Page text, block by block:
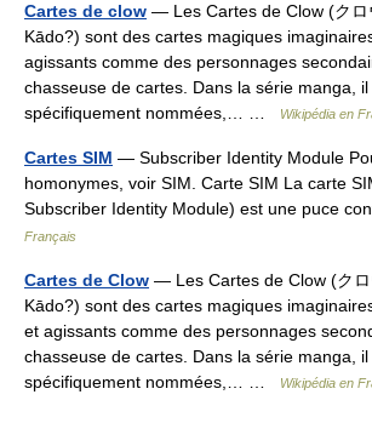
Cartes de clow — Les Cartes de Clow (クロ
Kādo?) sont des cartes magiques
agissants comme des personnages
chasseuse de cartes. Dans la série manga,
spécifiquement nommées,… …
Wikipédia en
Cartes SIM — Subscriber Identity Module
homonymes, voir SIM. Carte SIM La carte
Subscriber Identity Module) est une puce
Français
Cartes de Clow — Les Cartes de Clow (ク
Kādo?) sont des cartes magiques
et agissants comme des personnages
chasseuse de cartes. Dans la série manga,
spécifiquement nommées,… …
Wikipédia en